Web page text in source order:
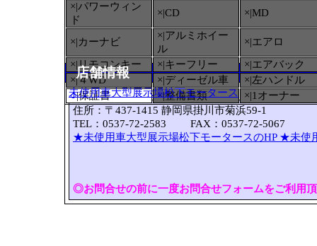
×|パワーウィン
ド
×|CD ×|MD
×|カーナビ
×|アルミホイー
ル
×|エアロ
×|リモコンキー
×|キーフリー
×|エアバック
×|４WD
×|ディーゼル車
×|左ハンドル
○|保証書 ×|整備書類 ×|1オーナー
店舗情報
未使用車大型展示場松下モータース
住所：〒437-1415 静岡県掛川市菊浜59-1
TEL：0537-72-2583 FAX：0537-72-5067
★未使用車大型展示場松下モータースのHP ★未使
◎お問合せの前に一度お問合せフォームをご利用